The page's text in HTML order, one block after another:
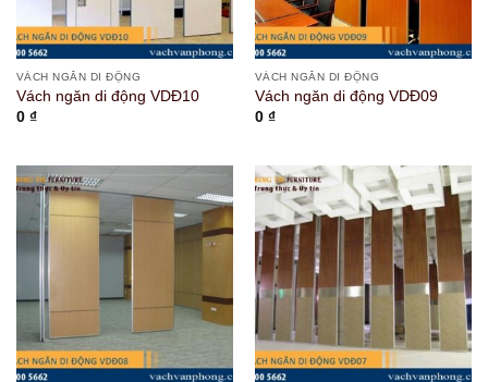
VÁCH NGĂN DI ĐỘNG
Vách ngăn di động VDĐ10
0 ₫
VÁCH NGĂN DI ĐỘNG
Vách ngăn di động VDĐ09
0 ₫